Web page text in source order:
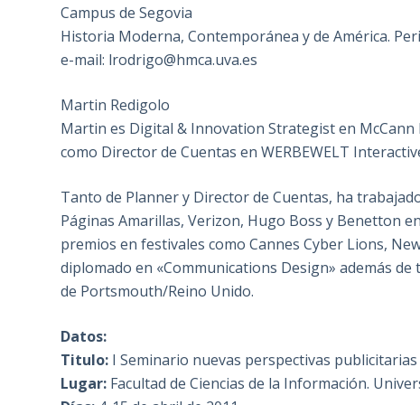
Campus de Segovia
Historia Moderna, Contemporánea y de América.
e-mail: lrodrigo@hmca.uva.es
Martin Redigolo
Martin es Digital & Innovation Strategist en
como Director de Cuentas en WERBEWELT
Tanto de Planner y Director de Cuentas, ha
Páginas Amarillas, Verizon, Hugo Boss y Benetton
premios en festivales como Cannes Cyber Lions,
diplomado en «Communications Design» además
de Portsmouth/Reino Unido.
Datos:
Titulo: I Seminario nuevas perspectivas
Lugar: Facultad de Ciencias de la Información.